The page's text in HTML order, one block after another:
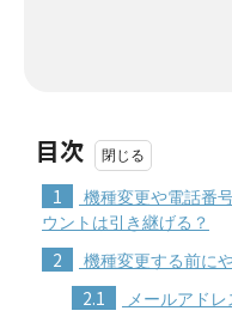
目次
1
機種変更や電話番
ウントは引き継げる？
2 機種変更する前に
2.1 メールアド